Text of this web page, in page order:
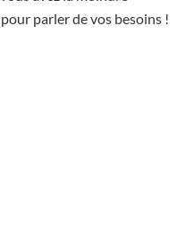
parler de vos besoins !